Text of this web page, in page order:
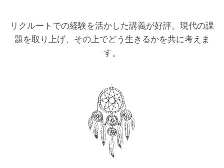
リクルートでの経験を活かした講義が好評。現代の課
題を取り上げ、その上でどう生きるかを共に考えま
す。